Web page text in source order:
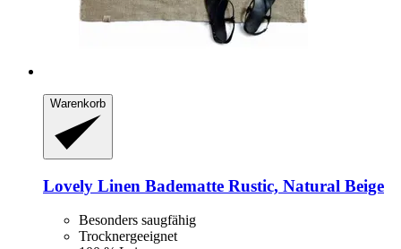
Warenkorb
Lovely Linen Badematte Rustic, Natural Beige
Besonders saugfähig
Trocknergeeignet